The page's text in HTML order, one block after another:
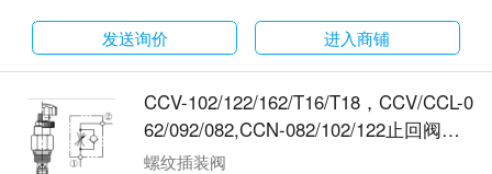
FJLZB-B3-12,3FJLZB-L9-54,3FJLZB-B9-
54集流阀
发送询价 进入商铺
CCV-102/122/162/T16/T18，CCV/CCL-0
62/092/082,CCN-082/102/122止回阀系
列
螺纹插装阀